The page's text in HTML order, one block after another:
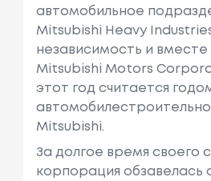
автомобильное
Mitsubishi Heavy
независимость и вместе
Mitsubishi Motors
этот год считается
Mitsubishi.
За долгое время своего
корпорация обзавелась